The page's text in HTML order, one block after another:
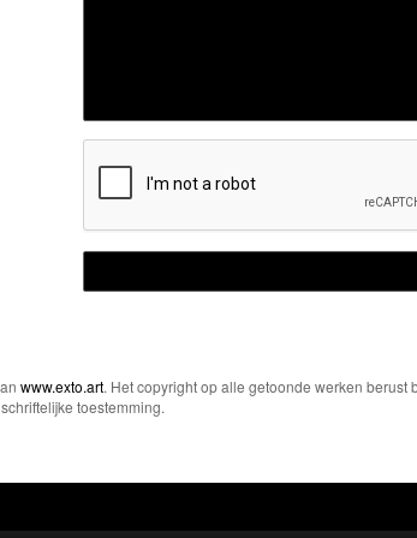
www.exto.art. Het copyright op alle getoonde werken
toestemming.